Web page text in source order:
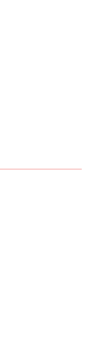
、アンプからの電気信
ことです。SPEKTOR
造するという当社の取
が設計したカスタムビ
たクロスオーバーのみ
。
x 313mm